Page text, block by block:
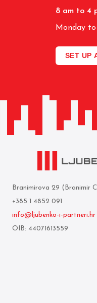
8 am to 4
Monday
SET UP
Branimirova 29 (Branimir
+385 1 4852 091
info@ljubenko-i-partneri.hr
OIB: 44071613559